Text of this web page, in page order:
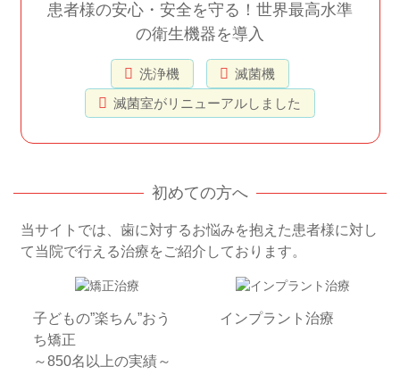
患者様の安心・安全を守る！世界最高水準
の衛生機器を導入
洗浄機
滅菌機
滅菌室がリニューアルしました
初めての方へ
当サイトでは、歯に対するお悩みを抱えた患者様に対し
て当院で行える治療をご紹介しております。
子どもの”楽ちん”おう
ち矯正
～850名以上の実績～
インプラント治療